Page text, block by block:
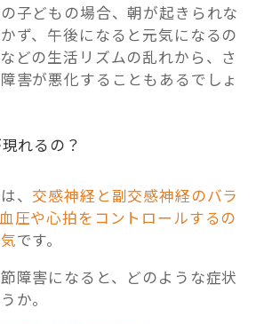
子どもの場合、朝が起きられな
ず、午後になると元気になるの
どの生活リズムの乱れから、さ
害が悪化することもあるでしょ
れるの？
、 交感神経と副交感神経のバラ
圧や心拍をコントロールするの
です。
障害になると、どのような症状
か。